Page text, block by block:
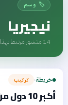
🏷️ وسم
نيجيريا
منشور مرتبط بهذا الوسم
› ترتيب
عدد السكان في العالم 2024